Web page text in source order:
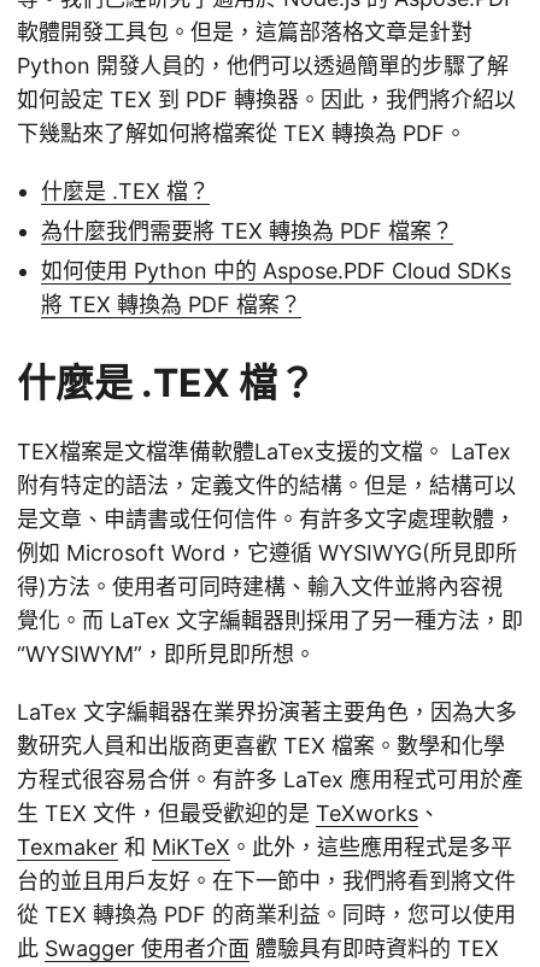
軟體開發工具包。但是，這篇部落格文章是針對
Python 開發人員的，他們可以透過簡單的步驟了解
如何設定 TEX 到 PDF 轉換器。因此，我們將介紹以
下幾點來了解如何將檔案從 TEX 轉換為 PDF。
什麼是 .TEX 檔？
為什麼我們需要將 TEX 轉換為 PDF 檔案？
如何使用 Python 中的 Aspose.PDF Cloud SDKs
將 TEX 轉換為 PDF 檔案？
什麼是 .TEX 檔？
TEX檔案是文檔準備軟體LaTex支援的文檔。 LaTex
附有特定的語法，定義文件的結構。但是，結構可以
是文章、申請書或任何信件。有許多文字處理軟體，
例如 Microsoft Word，它遵循 WYSIWYG(所見即所
得)方法。使用者可同時建構、輸入文件並將內容視
覺化。而 LaTex 文字編輯器則採用了另一種方法，即
“WYSIWYM”，即所見即所想。
LaTex 文字編輯器在業界扮演著主要角色，因為大多
數研究人員和出版商更喜歡 TEX 檔案。數學和化學
方程式很容易合併。有許多 LaTex 應用程式可用於產
生 TEX 文件，但最受歡迎的是 TeXworks 、
Texmaker 和 MiKTeX 。此外，這些應用程式是多平
台的並且用戶友好。在下一節中，我們將看到將文件
從 TEX 轉換為 PDF 的商業利益。同時，您可以使用
此 Swagger 使用者介面 體驗具有即時資料的 TEX